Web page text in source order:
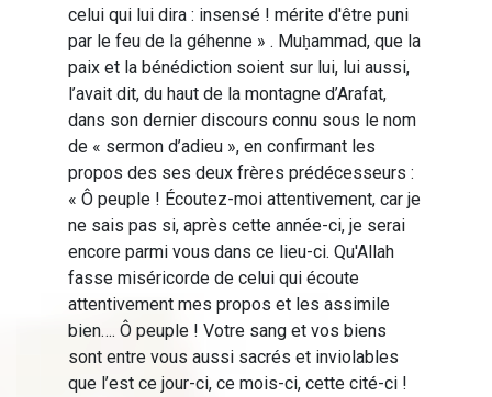
celui qui lui dira : insensé ! mérite d'être puni
par le feu de la géhenne » . Muḥammad, que la
paix et la bénédiction soient sur lui, lui aussi,
l’avait dit, du haut de la montagne d’Arafat,
dans son dernier discours connu sous le nom
de « sermon d’adieu », en confirmant les
propos des ses deux frères prédécesseurs :
« Ô peuple ! Écoutez-moi attentivement, car je
ne sais pas si, après cette année-ci, je serai
encore parmi vous dans ce lieu-ci. Qu'Allah
fasse miséricorde de celui qui écoute
attentivement mes propos et les assimile
bien…. Ô peuple ! Votre sang et vos biens
sont entre vous aussi sacrés et inviolables
que l’est ce jour-ci, ce mois-ci, cette cité-ci !